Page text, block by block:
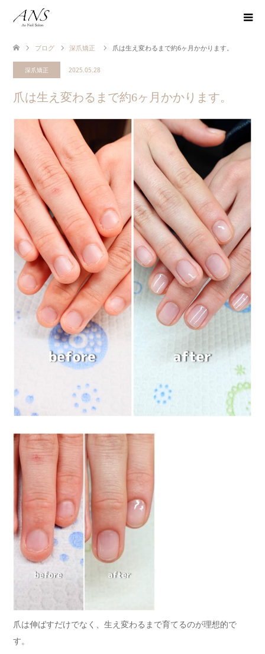
ブログ 深爪矯正 爪は生え変わるまで約6ヶ月かかります。
深爪矯正 2025.05.28
爪は生え変わるまで約6ヶ月かかります。
爪は伸ばすだけでなく、生え変わるまで育てるのが理想的で
す。